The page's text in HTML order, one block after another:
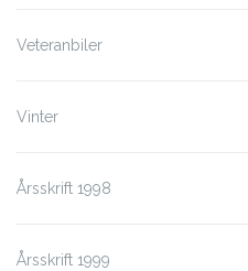
Veteranbiler
Vinter
Årsskrift 1998
Årsskrift 1999